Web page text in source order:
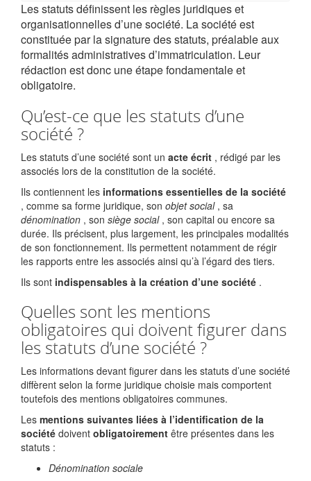
Les statuts définissent les règles juridiques et
organisationnelles d’une société. La société est
constituée par la signature des statuts, préalable aux
formalités administratives d’immatriculation. Leur
rédaction est donc une étape fondamentale et
obligatoire.
Qu’est-ce que les statuts d’une
société ?
Les statuts d’une société sont un acte écrit , rédigé par les
associés lors de la constitution de la société.
Ils contiennent les informations essentielles de la société
, comme sa forme juridique, son objet social , sa
dénomination , son siège social , son capital ou encore sa
durée. Ils précisent, plus largement, les principales modalités
de son fonctionnement. Ils permettent notamment de régir
les rapports entre les associés ainsi qu’à l’égard des tiers.
Ils sont indispensables à la création d’une société .
Quelles sont les mentions
obligatoires qui doivent figurer dans
les statuts d’une société ?
Les informations devant figurer dans les statuts d’une société
diffèrent selon la forme juridique choisie mais comportent
toutefois des mentions obligatoires communes.
Les mentions suivantes liées à l’identification de la
société doivent obligatoirement être présentes dans les
statuts :
Dénomination sociale